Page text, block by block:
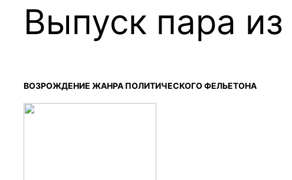
Выпуск пара
ВОЗРОЖДЕНИЕ ЖАНРА ПОЛИТИЧЕСКОГО ФЕЛЬЕТОНА